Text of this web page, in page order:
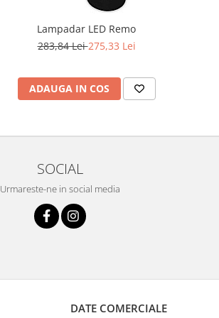
Lampadar LED Remo
283,84 Lei275,33 Lei
ADAUGA IN COS
SOCIAL
Urmareste-ne in social media
DATE COMERCIALE